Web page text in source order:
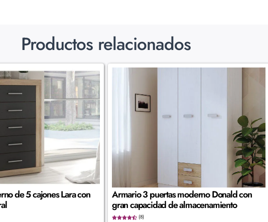
Productos relacionados
de 5 cajones Lara con
Armario 3 puertas moderno Donald con
gran capacidad de almacenamiento
(8)